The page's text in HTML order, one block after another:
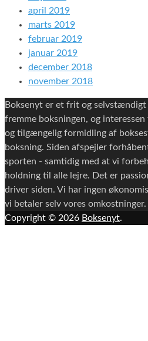
april 2019
marts 2019
februar 2019
januar 2019
december 2018
november 2018
Boksenyt er et frit og
fremme boksningen, og
og tilgængelig formidling af
boksning. Siden afspejler
sporten - samtidig med at vi
holdning til alle lejre. Det er
driver siden. Vi har ingen
vi betaler selv vores omkostninger.
Copyright © 2026 Boksenyt.